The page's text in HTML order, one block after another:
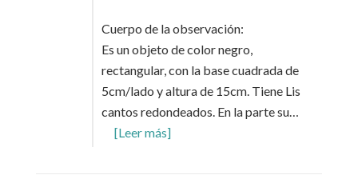
Cuerpo de la observación:
Es un objeto de color negro,
rectangular, con la base cuadrada de
5cm/lado y altura de 15cm. Tiene Lis
cantos redondeados. En la parte su…
[Leer más]